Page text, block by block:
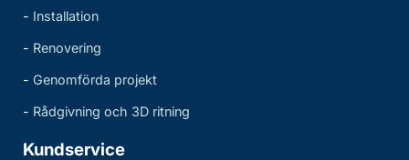
- Installation
- Renovering
- Genomförda projekt
- Rådgivning och 3D ritning
Kundservice